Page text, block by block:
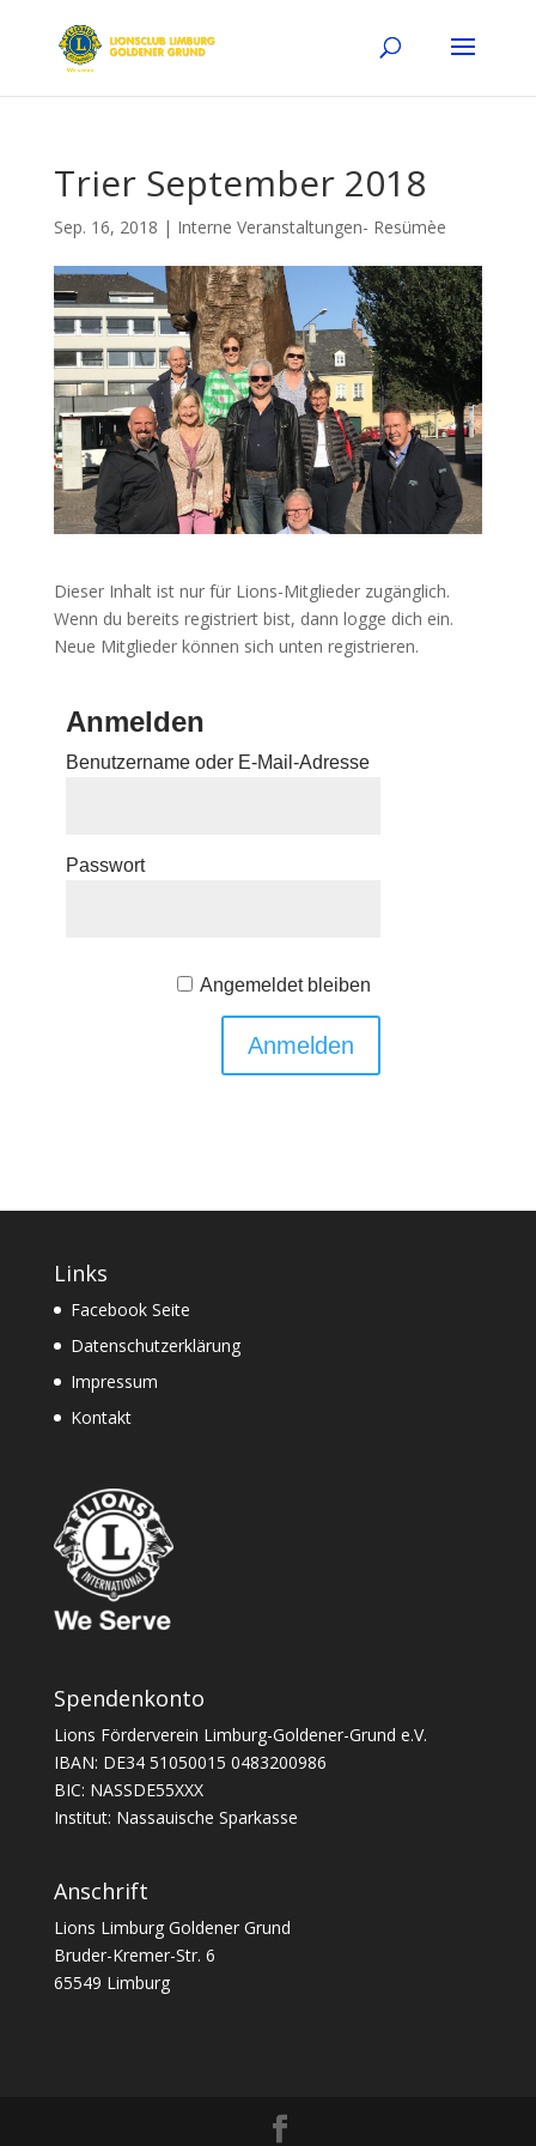
Trier September 2018
Sep. 16, 2018 | Interne Veranstaltungen- Resümèe
Dieser Inhalt ist nur für Lions-Mitglieder zugänglich.
Wenn du bereits registriert bist, dann logge dich ein.
Neue Mitglieder können sich unten registrieren.
Anmelden
Benutzername oder E-Mail-Adresse
Passwort
Angemeldet bleiben
Links
Facebook Seite
Datenschutzerklärung
Impressum
Kontakt
Spendenkonto
Lions Förderverein Limburg-Goldener-Grund e.V.
IBAN: DE34 51050015 0483200986
BIC: NASSDE55XXX
Institut: Nassauische Sparkasse
Anschrift
Lions Limburg Goldener Grund
Bruder-Kremer-Str. 6
65549 Limburg